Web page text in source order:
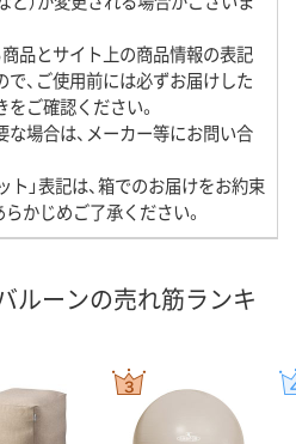
品とサイト上の商品情報の表記
、ご使用前には必ずお届けした
ご確認ください。
場合は、メーカー等にお問い合
ト」表記は、箱でのお届けをお約束
かじめご了承ください。
ルーンの売れ筋ランキ